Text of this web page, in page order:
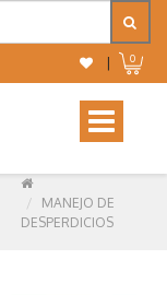
0
Toggle
navigation
MANEJO DE
DESPERDICIOS